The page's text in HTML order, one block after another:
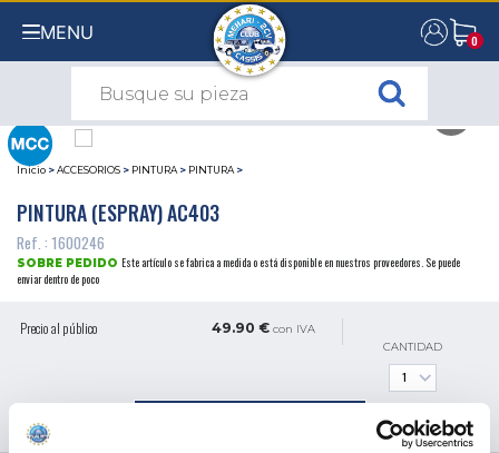
MENU 0
0
Inicio >ACCESORIOS > PINTURA > PINTURA >
PINTURA (ESPRAY) AC403
Ref. : 1600246
SOBRE PEDIDO Este artículo se fabrica a medida o está disponible en nuestros proveedores. Se puede
enviar dentro de poco
Precio al público 49.90 € con IVA
CANTIDAD